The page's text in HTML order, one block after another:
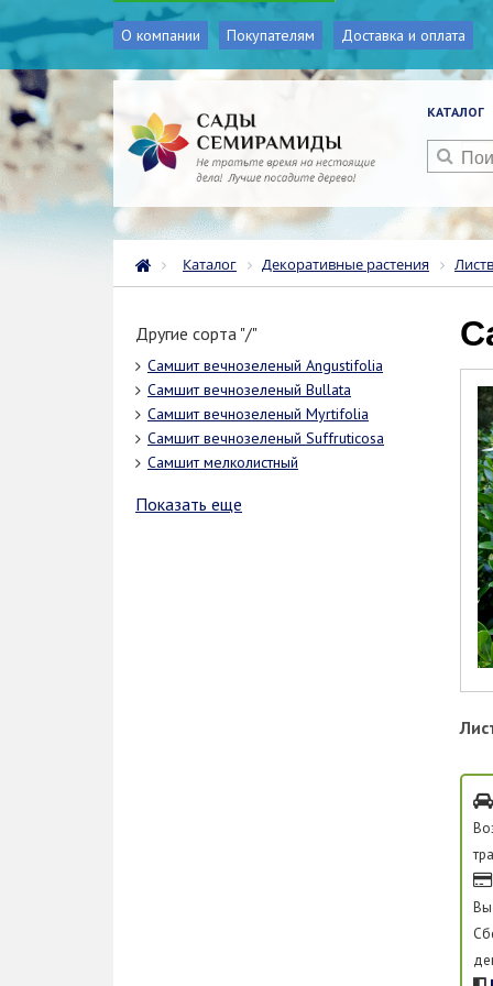
О компании Покупателям Доставка и оплата
КАТАЛОГ
Каталог Декоративные растения
Другие сорта "/"
Самшит вечнозеленый Angustifolia
Самшит вечнозеленый Bullata
Самшит вечнозеленый Myrtifolia
Самшит вечнозеленый Suffruticosa
Самшит мелколистный
Показать еще
Вы